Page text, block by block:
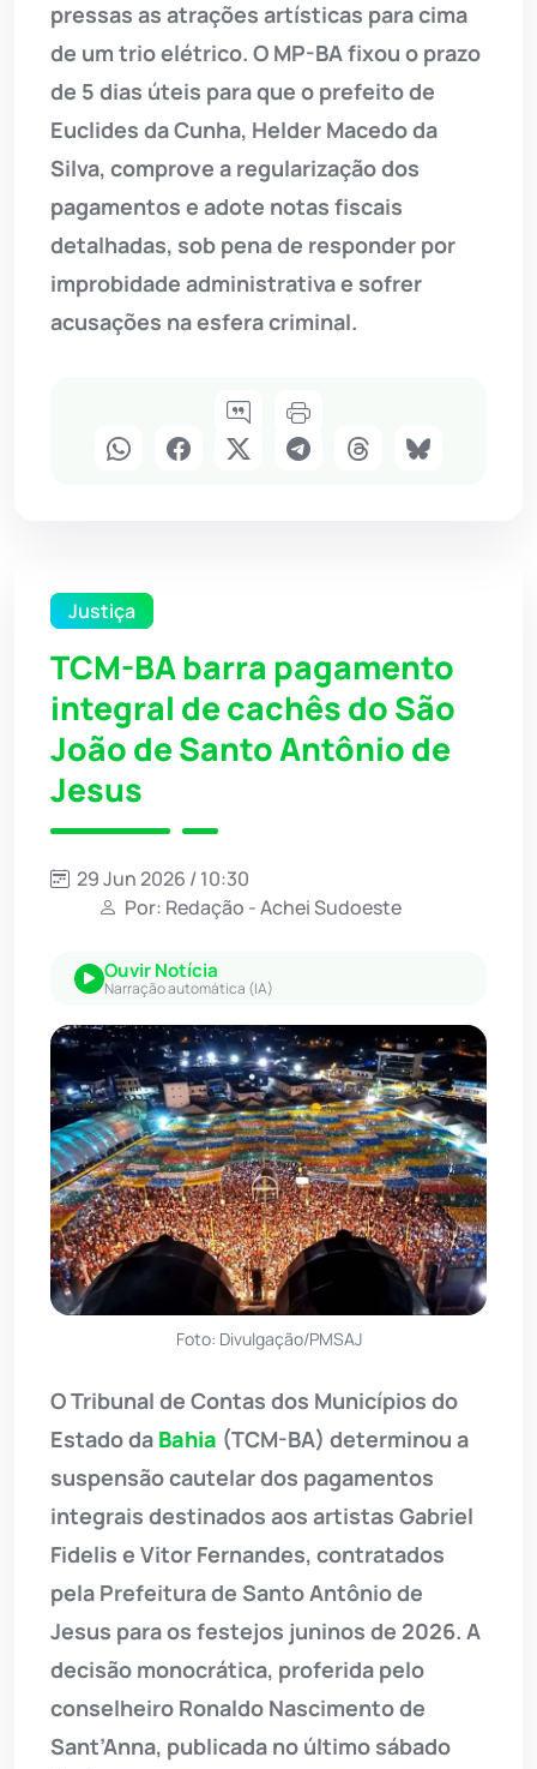
pressas as atrações artísticas para cima
de um trio elétrico. O MP-BA fixou o prazo
de 5 dias úteis para que o prefeito de
Euclides da Cunha, Helder Macedo da
Silva, comprove a regularização dos
pagamentos e adote notas fiscais
detalhadas, sob pena de responder por
improbidade administrativa e sofrer
acusações na esfera criminal.
Justiça
TCM-BA barra pagamento
integral de cachês do São
João de Santo Antônio de
Jesus
29 Jun 2026 / 10:30
Por: Redação - Achei Sudoeste
Ouvir Notícia
Narração automática (IA)
Foto: Divulgação/PMSAJ
O Tribunal de Contas dos Municípios do
Estado da Bahia (TCM-BA) determinou a
suspensão cautelar dos pagamentos
integrais destinados aos artistas Gabriel
Fidelis e Vitor Fernandes, contratados
pela Prefeitura de Santo Antônio de
Jesus para os festejos juninos de 2026. A
decisão monocrática, proferida pelo
conselheiro Ronaldo Nascimento de
Sant’Anna, publicada no último sábado